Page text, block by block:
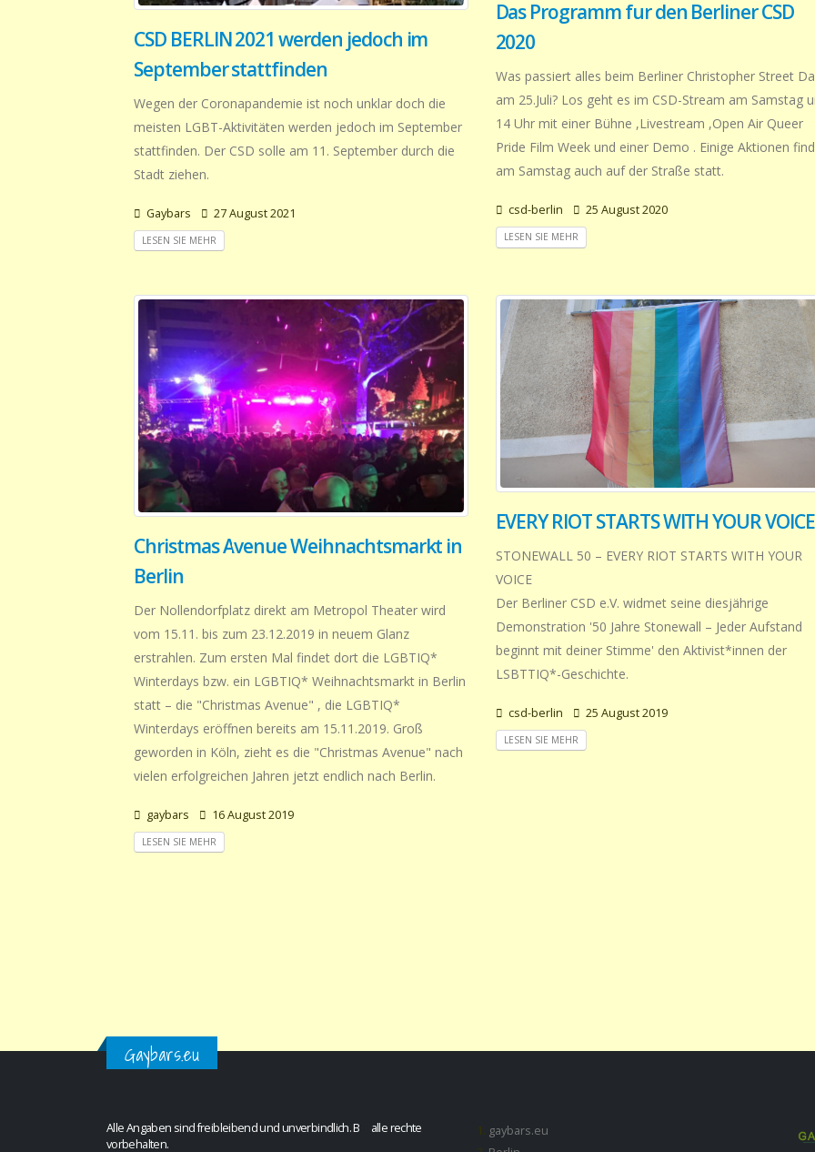
CSD BERLIN 2021 werden jedoch im
September stattfinden
Wegen der Coronapandemie ist noch unklar doch die
meisten LGBT-Aktivitäten werden jedoch im September
stattfinden. Der CSD solle am 11. September durch die
Stadt ziehen.
Gaybars 27 August 2021
LESEN SIE MEHR
Das Programm fur den Berliner CSD
2020
Was passiert alles beim Berliner Christopher Street
am 25.Juli? Los geht es im CSD-Stream am Samstag
14 Uhr mit einer Bühne ,Livestream ,Open Air Queer
Pride Film Week und einer Demo . Einige Aktionen
am Samstag auch auf der Straße statt.
csd-berlin 25 August 2020
LESEN SIE MEHR
Christmas Avenue Weihnachtsmarkt in
Berlin
Der Nollendorfplatz direkt am Metropol Theater wird
vom 15.11. bis zum 23.12.2019 in neuem Glanz
erstrahlen. Zum ersten Mal findet dort die LGBTIQ*
Winterdays bzw. ein LGBTIQ* Weihnachtsmarkt in Berlin
statt – die "Christmas Avenue" , die LGBTIQ*
Winterdays eröffnen bereits am 15.11.2019. Groß
geworden in Köln, zieht es die "Christmas Avenue" nach
vielen erfolgreichen Jahren jetzt endlich nach Berlin.
gaybars 16 August 2019
LESEN SIE MEHR
EVERY RIOT STARTS WITH YOUR VOICE
STONEWALL 50 – EVERY RIOT STARTS WITH YOUR
VOICE
Der Berliner CSD e.V. widmet seine diesjährige
Demonstration '50 Jahre Stonewall – Jeder Aufstand
beginnt mit deiner Stimme' den Aktivist*innen der
LSBTTIQ*-Geschichte.
csd-berlin 25 August 2019
LESEN SIE MEHR
Gaybars.eu
Alle Angaben sind freibleibend und unverbindlich. B alle rechte
vorbehalten.
gaybars.eu